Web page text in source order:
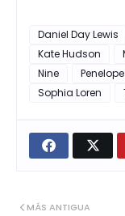
Daniel Day Lewis
Kate Hudson
Nine
Sophia Loren
MÁS ANTIGUA